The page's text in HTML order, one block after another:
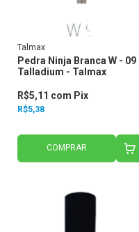
Talmax
Pedra Ninja Branca W - 09
Talladium - Talmax
R$5,38
R$5,11 com Pix
COMPRAR